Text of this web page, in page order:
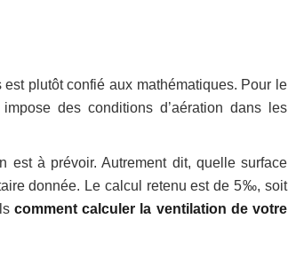
plutôt confié aux mathématiques. Pour le
des conditions d’aération dans les
est à prévoir. Autrement dit, quelle surface
donnée. Le calcul retenu est de 5‰, soit
comment calculer la ventilation de votre